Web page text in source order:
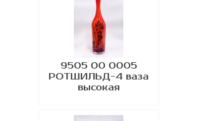
9505 00 0005
РОТШИЛЬД-4 ваза
высокая